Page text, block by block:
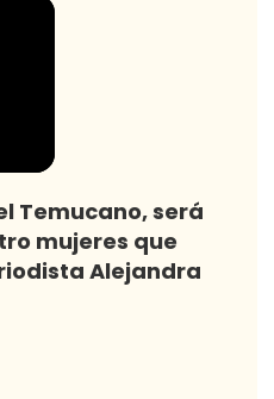
Temucano, será
mujeres que
Alejandra